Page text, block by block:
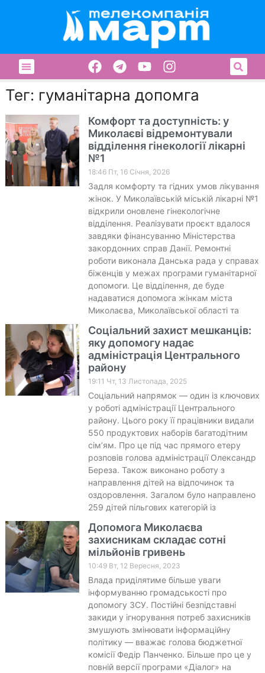
Тег: гуманітарна допомга
Комфорт та доступність: у
Миколаєві відремонтували
відділення гінекології лікарні
№1
18:46 Пт, 16 Січня, 2026
Задля комфорту та гідних умов лікування
жінок. У Миколаївській міській лікарні №1
відкрили оновлене гінекологічне
відділення. Реалізувати проєкт вдалося
завдяки фінансуванню Міністерства
закордонних справ Данії. Ремонтні
роботи виконала Данська рада у справах
біженців у межах програми гуманітарної
допомоги. Це відділення, де буде
надаватися допомога жінкам міста
Миколаєва, Миколаївської області та
Соціальний захист мешканців:
яку допомогу надає
адміністрація Центрального
району
19:11 Чт, 13 Листопада, 2025
Соціальний напрямок — один із ключових
у роботі адміністрації Центрального
району. Цього року її працівники видали
550 продуктових наборів багатодітним
сім’ям. Про це під час прямого етеру
розповів голова адміністрації Олександр
Береза. Також виконано роботу з
направлення дітей на відпочинок та
оздоровлення. Загалом було направлено
259 дітей пільгових категорій із
Допомога Миколаєва
захисникам складає сотні
мільйонів гривень
10:49 Вт, 12 Вересня, 2023
Влада приділятиме більше уваги
інформуванню громадськості про
допомогу ЗСУ. Постійні безпідставні
закиди у ігнорування потреб захисників
змушують змінювати інформаційну
політику — вважає голова бюджетної
комісії Федір Панченко. Більше про це у
повній версії програми «Діалог» на